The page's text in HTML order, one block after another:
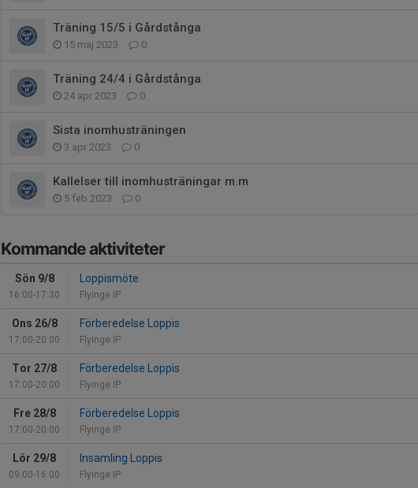
Träning 15/5 i Gårdstånga
15 maj 2023 0
Träning 24/4 i Gårdstånga
24 apr 2023 0
Sista inomhusträningen
3 apr 2023 0
Kallelser till inomhusträningar m.m
5 feb 2023 0
Kommande aktiviteter
Sön 9/8
16:00-17:30
Loppismöte
Flyinge IP
Ons 26/8
17:00-20:00
Förberedelse Loppis
Flyinge IP
Tor 27/8
17:00-20:00
Förberedelse Loppis
Flyinge IP
Fre 28/8
17:00-20:00
Förberedelse Loppis
Flyinge IP
Lör 29/8
09:00-16:00
Insamling Loppis
Flyinge IP